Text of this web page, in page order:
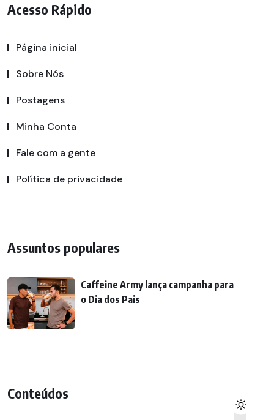
Acesso Rápido
Página inicial
Sobre Nós
Postagens
Minha Conta
Fale com a gente
Política de privacidade
Assuntos populares
Caffeine Army lança campanha para
o Dia dos Pais
Conteúdos